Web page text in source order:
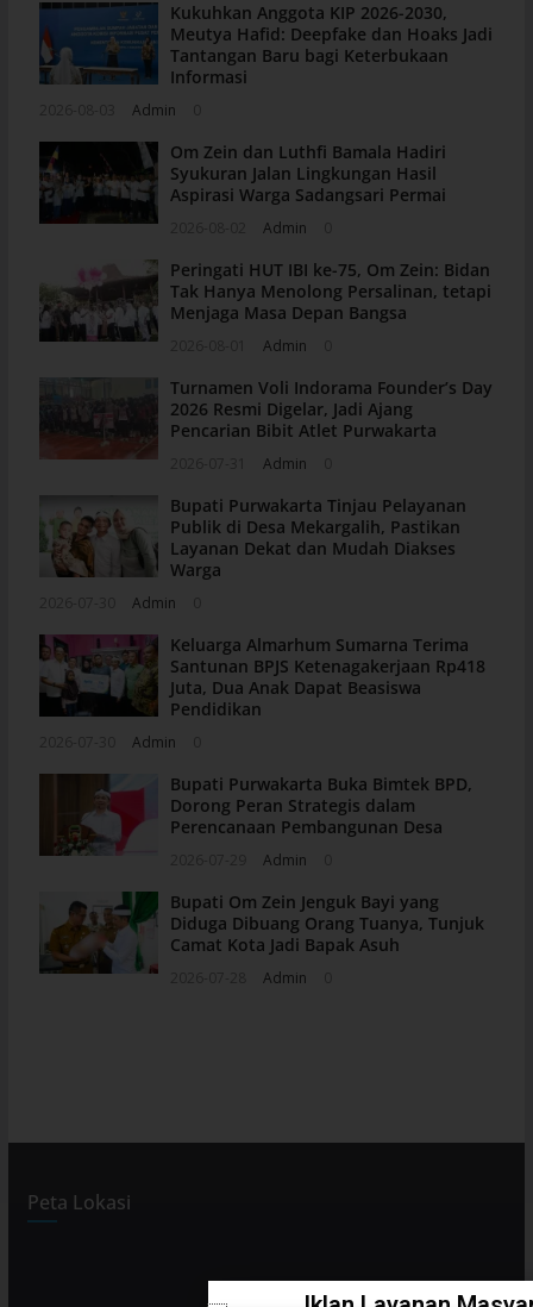
Kukuhkan Anggota KIP 2026-2030,
Meutya Hafid: Deepfake dan Hoaks Jadi
Tantangan Baru bagi Keterbukaan
Informasi
Admin
Om Zein dan Luthfi Bamala Hadiri
Syukuran Jalan Lingkungan Hasil
Aspirasi Warga Sadangsari Permai
Admin
Peringati HUT IBI ke-75, Om Zein: Bidan
Tak Hanya Menolong Persalinan, tetapi
Menjaga Masa Depan Bangsa
Admin
Turnamen Voli Indorama Founder’s Day
2026 Resmi Digelar, Jadi Ajang
Pencarian Bibit Atlet Purwakarta
Admin
Bupati Purwakarta Tinjau Pelayanan
Publik di Desa Mekargalih, Pastikan
Layanan Dekat dan Mudah Diakses
Warga
Admin
Keluarga Almarhum Sumarna Terima
Santunan BPJS Ketenagakerjaan Rp418
Juta, Dua Anak Dapat Beasiswa
Pendidikan
Admin
Bupati Purwakarta Buka Bimtek BPD,
Dorong Peran Strategis dalam
Perencanaan Pembangunan Desa
Admin
Bupati Om Zein Jenguk Bayi yang
Diduga Dibuang Orang Tuanya, Tunjuk
Camat Kota Jadi Bapak Asuh
Admin
Peta Lokasi